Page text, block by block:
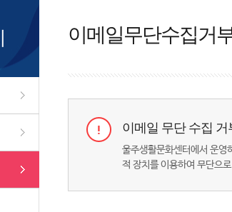
이메일무단수집거
이메일 무단 수집 거
울주생활문화센터에서 운영
적 장치를 이용하여 무단으